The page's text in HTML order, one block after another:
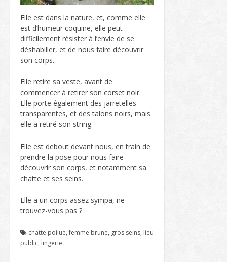
Elle est dans la nature, et, comme elle
est d’humeur coquine, elle peut
difficilement résister à l’envie de se
déshabiller, et de nous faire découvrir
son corps.
Elle retire sa veste, avant de
commencer à retirer son corset noir.
Elle porte également des jarretelles
transparentes, et des talons noirs, mais
elle a retiré son string.
Elle est debout devant nous, en train de
prendre la pose pour nous faire
découvrir son corps, et notamment sa
chatte et ses seins.
Elle a un corps assez sympa, ne
trouvez-vous pas ?
chatte poilue,femme brune, gros seins, lieu
public, lingerie